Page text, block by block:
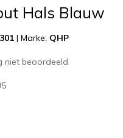
Hals Blauw
|Marke: QHP
niet beoordeeld